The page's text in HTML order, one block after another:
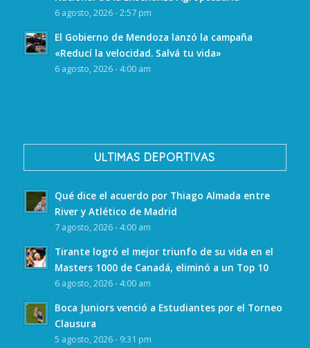
6 agosto, 2026 - 2:57 pm
El Gobierno de Mendoza lanzó la campaña
«Reducí la velocidad. Salvá tu vida»
6 agosto, 2026 - 4:00 am
ULTIMAS DEPORTIVAS
Qué dice el acuerdo por Thiago Almada entre
River y Atlético de Madrid
7 agosto, 2026 - 4:00 am
Tirante logró el mejor triunfo de su vida en el
Masters 1000 de Canadá, eliminó a un Top 10
6 agosto, 2026 - 4:00 am
Boca Juniors venció a Estudiantes por el Torneo
Clausura
5 agosto, 2026 - 9:31 pm